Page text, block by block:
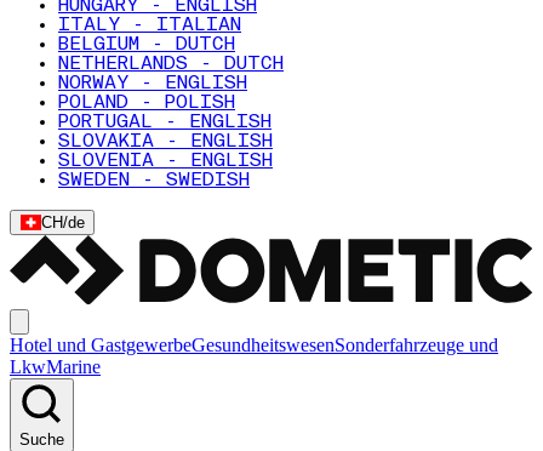
HUNGARY - ENGLISH
ITALY - ITALIAN
BELGIUM - DUTCH
NETHERLANDS - DUTCH
NORWAY - ENGLISH
POLAND - POLISH
PORTUGAL - ENGLISH
SLOVAKIA - ENGLISH
SLOVENIA - ENGLISH
SWEDEN - SWEDISH
CH/de
Hotel und GastgewerbeGesundheitswesenSonderfahrzeuge und
LkwMarine
Suche